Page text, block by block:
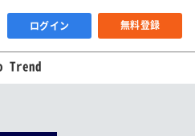
ログイン 無料登録
Trend